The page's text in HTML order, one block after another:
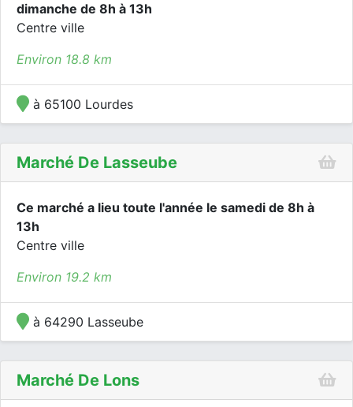
dimanche de 8h à 13h
Centre ville
Environ 18.8 km
à 65100 Lourdes
Marché De Lasseube
Ce marché a lieu toute l'année le samedi de 8h à
13h
Centre ville
Environ 19.2 km
à 64290 Lasseube
Marché De Lons